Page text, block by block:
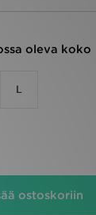
oleva koko
L
ostoskoriin